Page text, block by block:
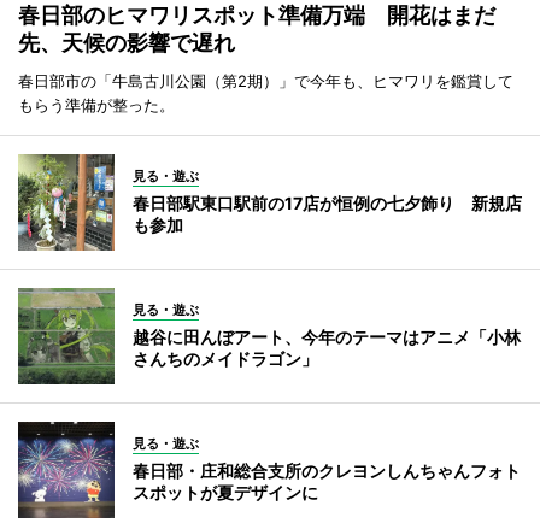
春日部のヒマワリスポット準備万端 開花はまだ
先、天候の影響で遅れ
春日部市の「牛島古川公園（第2期）」で今年も、ヒマワリを鑑賞して
もらう準備が整った。
見る・遊ぶ
春日部駅東口駅前の17店が恒例の七夕飾り 新規店
も参加
見る・遊ぶ
越谷に田んぼアート、今年のテーマはアニメ「小林
さんちのメイドラゴン」
見る・遊ぶ
春日部・庄和総合支所のクレヨンしんちゃんフォト
スポットが夏デザインに